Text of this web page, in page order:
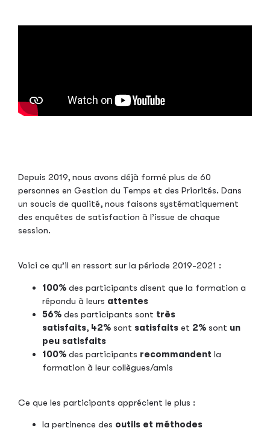
Depuis 2019, nous avons déjà formé plus de 60
personnes en Gestion du Temps et des Priorités. Dans
un soucis de qualité, nous faisons systématiquement
des enquêtes de satisfaction à l’issue de chaque
session.
Voici ce qu’il en ressort sur la période 2019-2021 :
100% des participants disent que la formation a
répondu à leurs attentes
56% des participants sont très
satisfaits, 42% sont satisfaits et 2% sont un
peu satisfaits
100% des participants recommandent la
formation à leur collègues/amis
Ce que les participants apprécient le plus :
la pertinence des outils et méthodes